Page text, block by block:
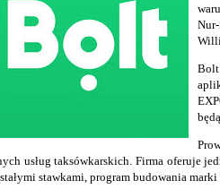
usług taksówkarskich. Firma oferuje
stawkami, program budowania